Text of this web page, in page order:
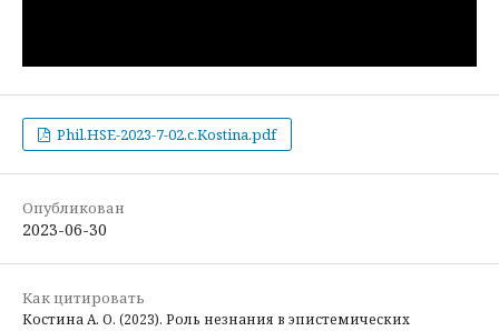
Phil.HSE-2023-7-02.c.Kostina.pdf
Опубликован
2023-06-30
Как цитировать
Костина А. О. (2023). Роль незнания в эпистемических